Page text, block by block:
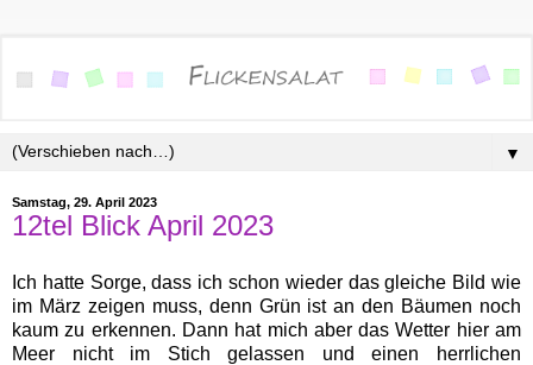
▼
Samstag, 29. April 2023
12tel Blick April 2023
Ich hatte Sorge, dass ich schon wieder das gleiche Bild wie
im März zeigen muss, denn Grün ist an den Bäumen noch
kaum zu erkennen. Dann hat mich aber das Wetter hier am
Meer nicht im Stich gelassen und einen herrlichen